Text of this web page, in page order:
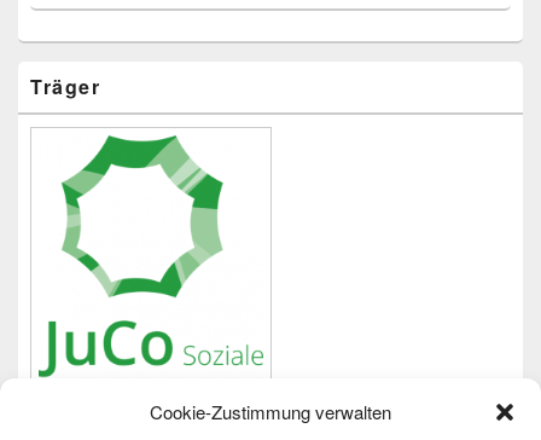
Cookie-Zustimmung verwalten
Träger